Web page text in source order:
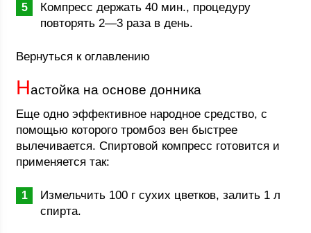
Компресс держать 40 мин., процедуру
повторять 2—3 раза в день.
Вернуться к оглавлению
Настойка на основе донника
Еще одно эффективное народное средство, с
помощью которого тромбоз вен быстрее
вылечивается. Спиртовой компресс готовится и
применяется так:
Измельчить 100 г сухих цветков, залить 1 л
спирта.